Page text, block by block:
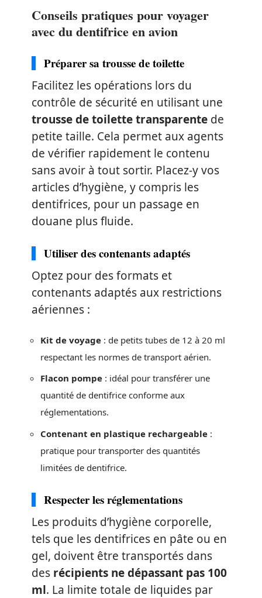
Conseils pratiques pour voyager
avec du dentifrice en avion
Préparer sa trousse de toilette
Facilitez les opérations lors du
contrôle de sécurité en utilisant une
trousse de toilette transparente de
petite taille. Cela permet aux agents
de vérifier rapidement le contenu
sans avoir à tout sortir. Placez-y vos
articles d’hygiène, y compris les
dentifrices, pour un passage en
douane plus fluide.
Utiliser des contenants adaptés
Optez pour des formats et
contenants adaptés aux restrictions
aériennes :
Kit de voyage : de petits tubes de 12 à 20 ml
respectant les normes de transport aérien.
Flacon pompe : idéal pour transférer une
quantité de dentifrice conforme aux
réglementations.
Contenant en plastique rechargeable :
pratique pour transporter des quantités
limitées de dentifrice.
Respecter les réglementations
Les produits d’hygiène corporelle,
tels que les dentifrices en pâte ou en
gel, doivent être transportés dans
des récipients ne dépassant pas 100
ml. La limite totale de liquides par